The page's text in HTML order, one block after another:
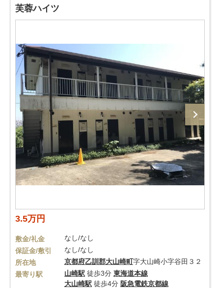
芙蓉ハイツ
3.5万円
敷金/礼金
なし/なし
保証金/敷引
なし/なし
所在地
京都府乙訓郡大山崎町字大山崎小字谷田３２
最寄り駅
山崎駅 徒歩3分 東海道本線
大山崎駅 徒歩4分 阪急電鉄京都線